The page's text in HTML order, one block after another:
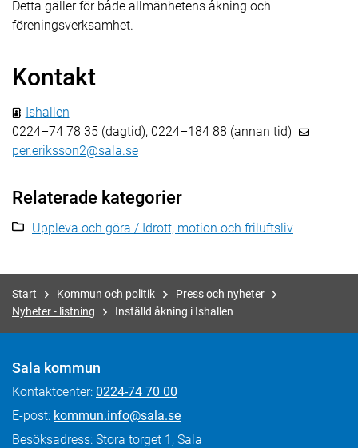
Detta gäller för både allmänhetens åkning och
föreningsverksamhet.
Kontakt
Ishallen
0224–74 78 35 (dagtid), 0224–184 88 (annan tid)
per.eriksson2@sala.se
Relaterade kategorier
Uppleva och göra / Idrott, motion och friluftsliv
Start Kommun och politik
Press och nyheter
Nyheter - listning
Inställd åkning i Ishallen
Sala kommun
Kontaktcenter: 0224-74 70 00
E-post: kommun.info@sala.se
Besöksadress: Stora torget 1, Sala